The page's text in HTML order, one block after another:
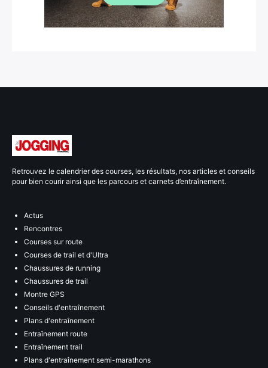
Retrouvez le calendrier des courses, les résultats, nos articles et conseils
pour bien courir ainsi que les parcours et carnets d’entraînement.
Actus
Rencontres
Courses sur route
Courses de trail et d'Ultra
Chaussures de running
Chaussures de trail
Montre GPS
Conseils d'entraînement
Plans d'entraînement
Entraînement route
Entraînement trail
Plans d'entraînement semi-marathons